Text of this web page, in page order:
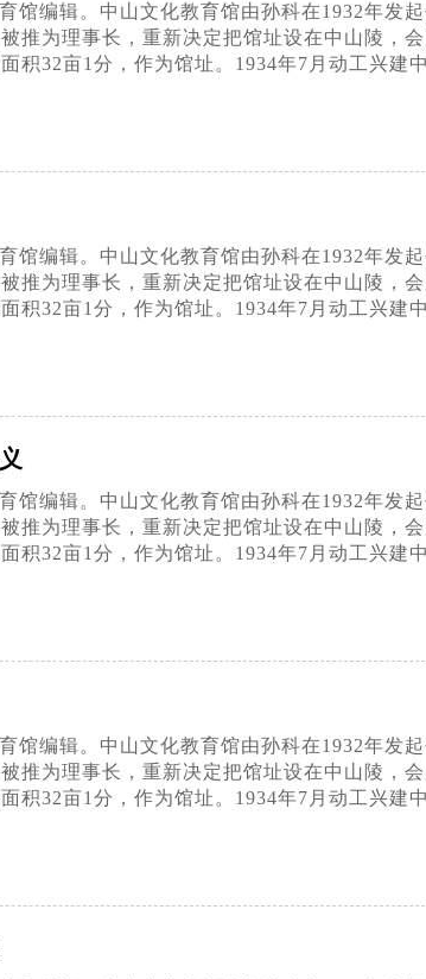
馆编辑。中山文化教育馆由孙科在1932年
推为理事长，重新决定把馆址设在中山陵，
积32亩1分，作为馆址。1934年7月动工兴
馆编辑。中山文化教育馆由孙科在1932年
推为理事长，重新决定把馆址设在中山陵，
积32亩1分，作为馆址。1934年7月动工兴
馆编辑。中山文化教育馆由孙科在1932年
推为理事长，重新决定把馆址设在中山陵，
积32亩1分，作为馆址。1934年7月动工兴
馆编辑。中山文化教育馆由孙科在1932年
推为理事长，重新决定把馆址设在中山陵，
积32亩1分，作为馆址。1934年7月动工兴